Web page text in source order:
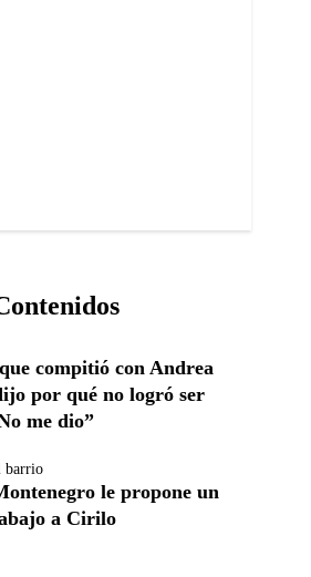
compitió con Andrea
por qué no logró ser
me dio”
barrio
le propone un
a Cirilo